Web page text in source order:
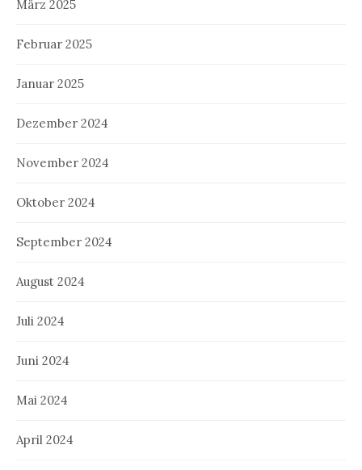
März 2025
Februar 2025
Januar 2025
Dezember 2024
November 2024
Oktober 2024
September 2024
August 2024
Juli 2024
Juni 2024
Mai 2024
April 2024